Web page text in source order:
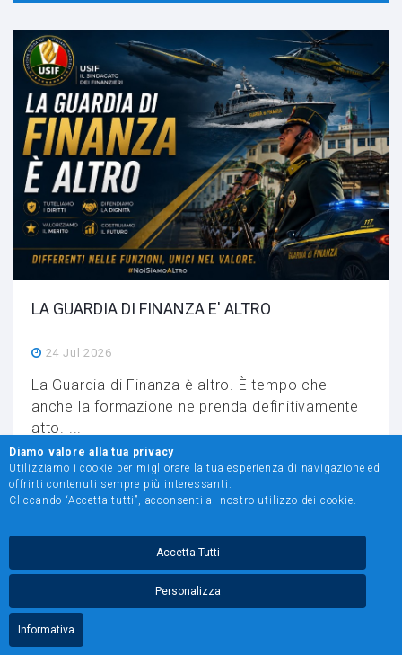
Diamo valore alla tua privacy
Utilizziamo i cookie per migliorare la tua esperienza di navigazione ed
offrirti contenuti sempre più interessanti.
Cliccando “Accetta tutti”, acconsenti al nostro utilizzo dei cookie.
Accetta Tutti
Personalizza
Informativa
LA GUARDIA DI FINANZA E' ALTRO
24 Jul 2026
La Guardia di Finanza è altro. È tempo che
anche la formazione ne prenda definitivamente
atto. ...
1 2 3 4 5 6 7 8
© 2024 Unione Sindacale Italiana Finanzieri. All Rights Reserved
Viale Castro Pretorio, 30 - 00185 Roma - segreteria@usif.it